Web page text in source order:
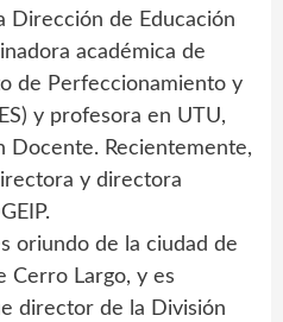
Dirección de Educación
académica de
de Perfeccionamiento y
y profesora en UTU,
Docente. Recientemente,
y directora
oriundo de la ciudad de
Cerro Largo, y es
director de la División